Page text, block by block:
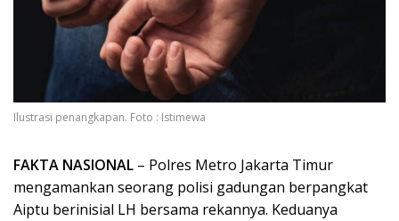
Ilustrasi penangkapan. Foto : Istimewa
FAKTA NASIONAL – Polres Metro Jakarta Timur
mengamankan seorang polisi gadungan berpangkat
Aiptu berinisial LH bersama rekannya. Keduanya